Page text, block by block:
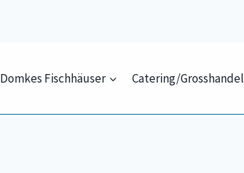
Domkes Fischhäuser Catering/Grosshandel